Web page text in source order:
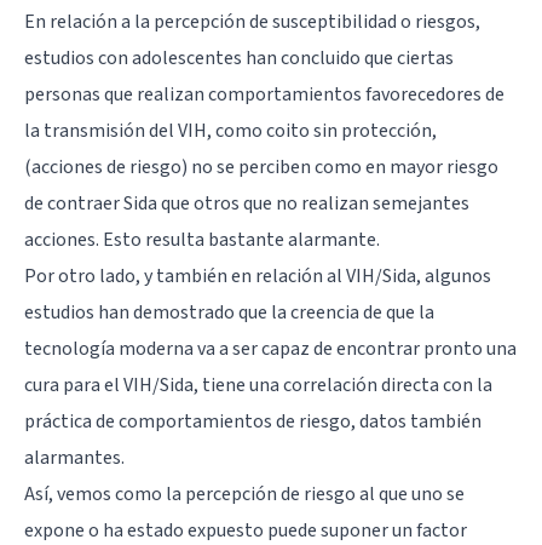
En relación a la percepción de susceptibilidad o riesgos,
estudios con adolescentes han concluido que ciertas
personas que realizan comportamientos favorecedores de
la transmisión del VIH, como coito sin protección,
(acciones de riesgo) no se perciben como en mayor riesgo
de contraer Sida que otros que no realizan semejantes
acciones. Esto resulta bastante alarmante.
Por otro lado, y también en relación al VIH/Sida, algunos
estudios han demostrado que la creencia de que la
tecnología moderna va a ser capaz de encontrar pronto una
cura para el VIH/Sida, tiene una correlación directa con la
práctica de comportamientos de riesgo, datos también
alarmantes.
Así, vemos como la percepción de riesgo al que uno se
expone o ha estado expuesto puede suponer un factor